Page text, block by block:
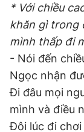
* Với chiều
khăn gì trong
mình thấp đi
- Nói đến
Ngọc nhận
Đi đâu mọi
mình và điều
Đôi lúc đi chơi